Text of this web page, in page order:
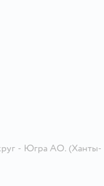
- Югра АО. (Ханты-